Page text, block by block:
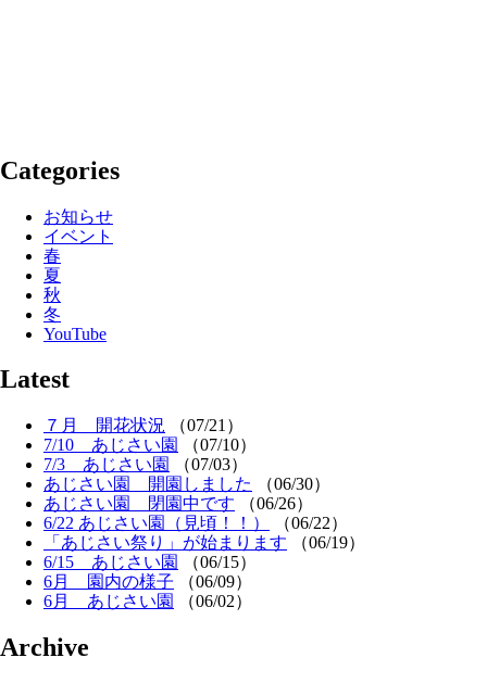
Categories
お知らせ
イベント
春
夏
秋
冬
YouTube
Latest
７月 開花状況
（07/21）
7/10 あじさい園
（07/10）
7/3 あじさい園
（07/03）
あじさい園 開園しました
（06/30）
あじさい園 閉園中です
（06/26）
6/22 あじさい園（見頃！！）
（06/22）
「あじさい祭り」が始まります
（06/19）
6/15 あじさい園
（06/15）
6月 園内の様子
（06/09）
6月 あじさい園
（06/02）
Archive